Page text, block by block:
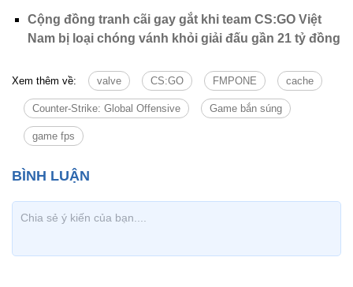
Cộng đồng tranh cãi gay gắt khi team CS:GO Việt
Nam bị loại chóng vánh khỏi giải đấu gần 21 tỷ đồng
Xem thêm về: valve CS:GO FMPONE cache
Counter-Strike: Global Offensive Game bắn súng
game fps